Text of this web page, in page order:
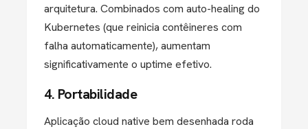
arquitetura. Combinados com auto-healing do
Kubernetes (que reinicia contêineres com
falha automaticamente), aumentam
significativamente o uptime efetivo.
4. Portabilidade
Aplicação cloud native bem desenhada roda